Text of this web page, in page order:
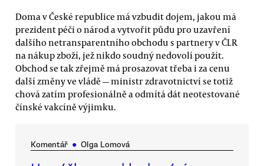
Doma v České republice má vzbudit dojem, jakou má
prezident péči o národ a vytvořit půdu pro uzavření
dalšího netransparentního obchodu s partnery v ČLR
na nákup zboží, jež nikdo soudný nedovolí použít.
Obchod se tak zřejmě má prosazovat třeba i za cenu
další změny ve vládě — ministr zdravotnictví se totiž
chová zatím profesionálně a odmítá dát neotestované
čínské vakcíně výjimku.
Komentář ● Olga Lomová